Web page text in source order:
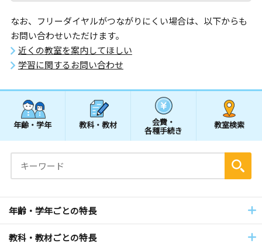
なお、フリーダイヤルがつながりにくい場合は、以下からも
お問い合わせいただけます。
近くの教室を案内してほしい
学習に関するお問い合わせ
年齢・学年 教科・教材 会費・
各種手続き
教室検索
年齢・学年ごとの特長
教科・教材ごとの特長